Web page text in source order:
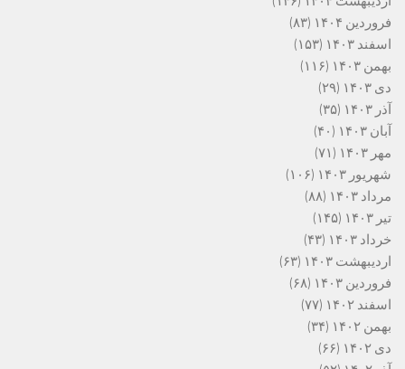
فروردین ۱۴۰۴
(۸۳)
اسفند ۱۴۰۳
(۱۵۳)
بهمن ۱۴۰۳
(۱۱۶)
دی ۱۴۰۳
(۲۹)
آذر ۱۴۰۳
(۳۵)
آبان ۱۴۰۳
(۴۰)
مهر ۱۴۰۳
(۷۱)
شهریور ۱۴۰۳
(۱۰۶)
مرداد ۱۴۰۳
(۸۸)
تیر ۱۴۰۳
(۱۴۵)
خرداد ۱۴۰۳
(۴۳)
اردیبهشت ۱۴۰۳
(۶۳)
فروردین ۱۴۰۳
(۶۸)
اسفند ۱۴۰۲
(۷۷)
بهمن ۱۴۰۲
(۳۴)
دی ۱۴۰۲
(۶۶)